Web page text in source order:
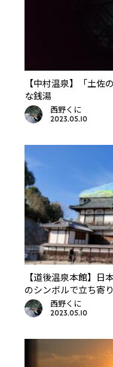
【中村温泉】「土佐
な銭湯
西野くに
2023.05.10
【道後温泉本館】日
のシンボルで立ち寄
西野くに
2023.05.10